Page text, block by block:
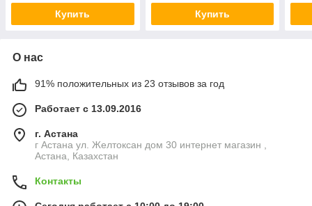
Купить Купить
О нас
91% положительных из 23 отзывов за год
Работает с 13.09.2016
г. Астана
г Астана ул. Желтоксан дом 30 интернет магазин ,
Астана, Казахстан
Контакты